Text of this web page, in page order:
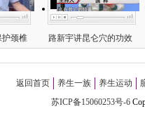
护颈椎 路新宇讲昆仑穴的功效
返回首页 养生一族 养生运动
苏ICP备15060253号-6